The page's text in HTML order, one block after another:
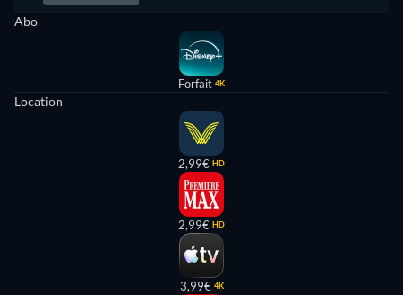
Abo
Forfait 4K
Location
2,99€ HD
2,99€ HD
3,99€ 4K